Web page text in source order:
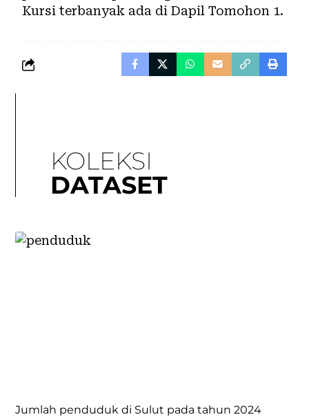
Kursi terbanyak ada di DapilTomohon 1.
KOLEKSI
DATASET
Jumlah penduduk di Sulut pada tahun 2024